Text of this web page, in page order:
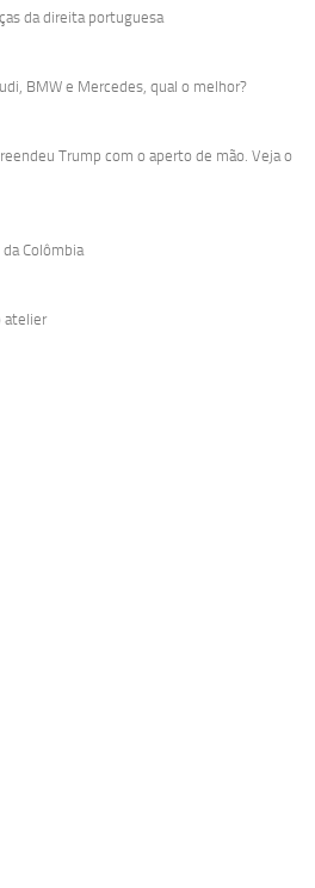
da direita portuguesa
BMW e Mercedes, qual o melhor?
Trump com o aperto de mão. Veja o
Colômbia
atelier